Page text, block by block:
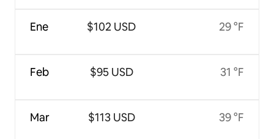
Ene
Feb
Mar
$102 USD
$95 USD
$113 USD
29 °F
31 °F
39 °F